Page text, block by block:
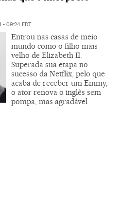
- 09:24 EDT
Entrou nas casas de meio
mundo como o filho mais
velho de Elizabeth II.
Superada sua etapa no
sucesso da Netflix, pelo que
acaba de receber um Emmy,
o ator renova o inglês sem
pompa, mas agradável